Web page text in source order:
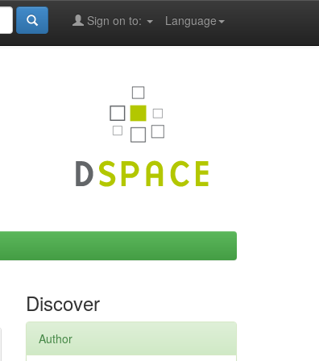
Language
Sign on to:
Discover
Author